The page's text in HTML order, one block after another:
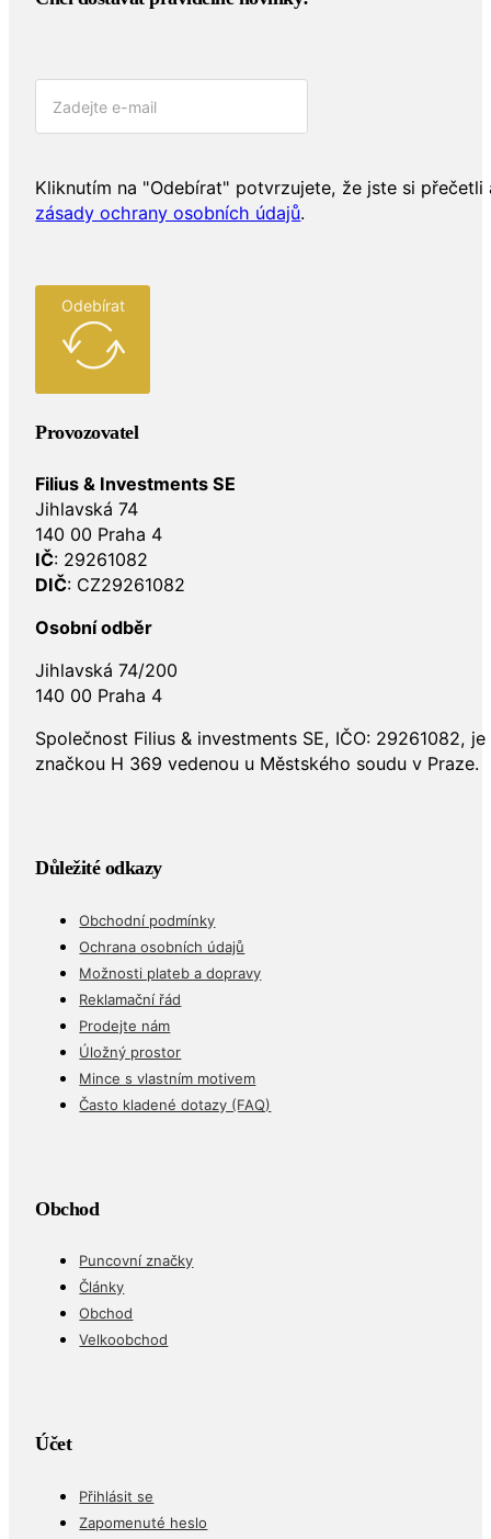
Kliknutím na "Odebírat" potvrzujete, že jste si přečetli
zásady ochrany osobních údajů.
Odebírat
Provozovatel
Filius & Investments SE
Jihlavská 74
140 00 Praha 4
IČ: 29261082
DIČ: CZ29261082
Osobní odběr
Jihlavská 74/200
140 00 Praha 4
Společnost Filius & investments SE, IČO: 29261082,
značkou H 369 vedenou u Městského soudu v Praze.
Důležité odkazy
Obchodní podmínky
Ochrana osobních údajů
Možnosti plateb a dopravy
Reklamační řád
Prodejte nám
Úložný prostor
Mince s vlastním motivem
Často kladené dotazy (FAQ)
Obchod
Puncovní značky
Články
Obchod
Velkoobchod
Účet
Přihlásit se
Zapomenuté heslo